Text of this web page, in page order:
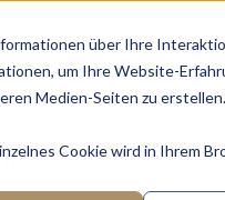
über Ihre
um Ihre Website-
Medien-Seiten zu
Cookie wird in Ihrem